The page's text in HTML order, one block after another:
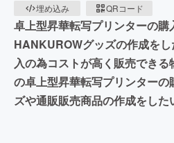
埋め込み
QRコード
卓上型昇華転写プリンターの購
HANKUROWグッズの作成を
入の為コストが高く販売でき
の卓上型昇華転写プリンターの
ズや通販販売商品の作成をした